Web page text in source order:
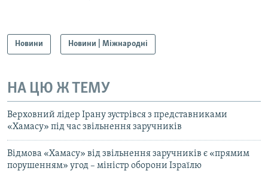
Новини Новини | Міжнародні
НА ЦЮ Ж ТЕМУ
Верховний лідер Ірану зустрівся з представниками
«Хамасу» під час звільнення заручників
Відмова «Хамасу» від звільнення заручників є «прямим
порушенням» угод – міністр оборони Ізраїлю